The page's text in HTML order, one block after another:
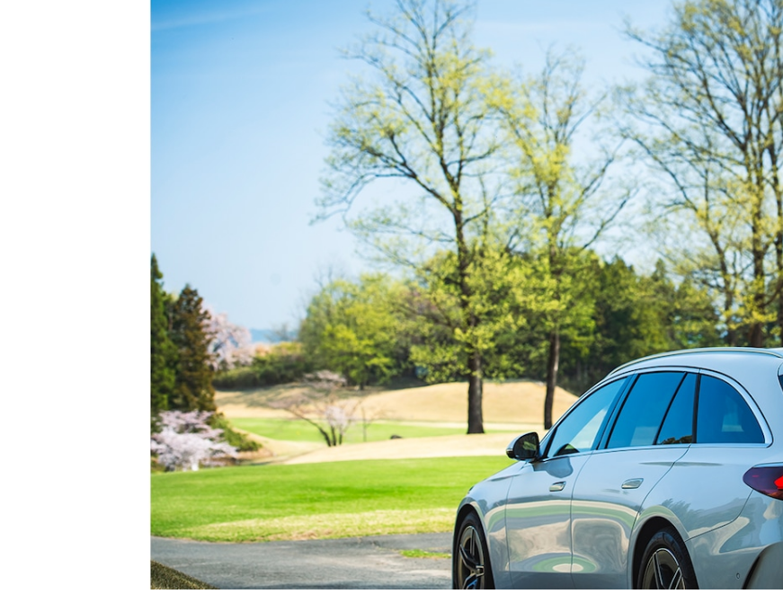
All SUV
EQA
電気
EQE
SUV
電気
EQS
SUV
電気
Mercedes-
Maybach
EQS SUV
電気
GLA
GLB
GLC
GLC Coupé
GLE
GLE Coupé
GLS
Mercedes-
Maybach
GLS
G-
Class
電気
G-Class
試乗リクエ
スト
オンライン